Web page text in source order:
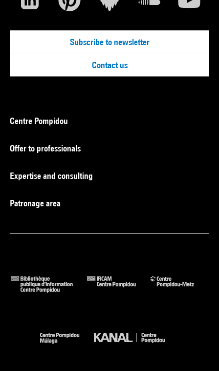
Subscribe to newsletter
Contact us
Centre Pompidou
Offer to professionals
Expertise and consulting
Patronage area